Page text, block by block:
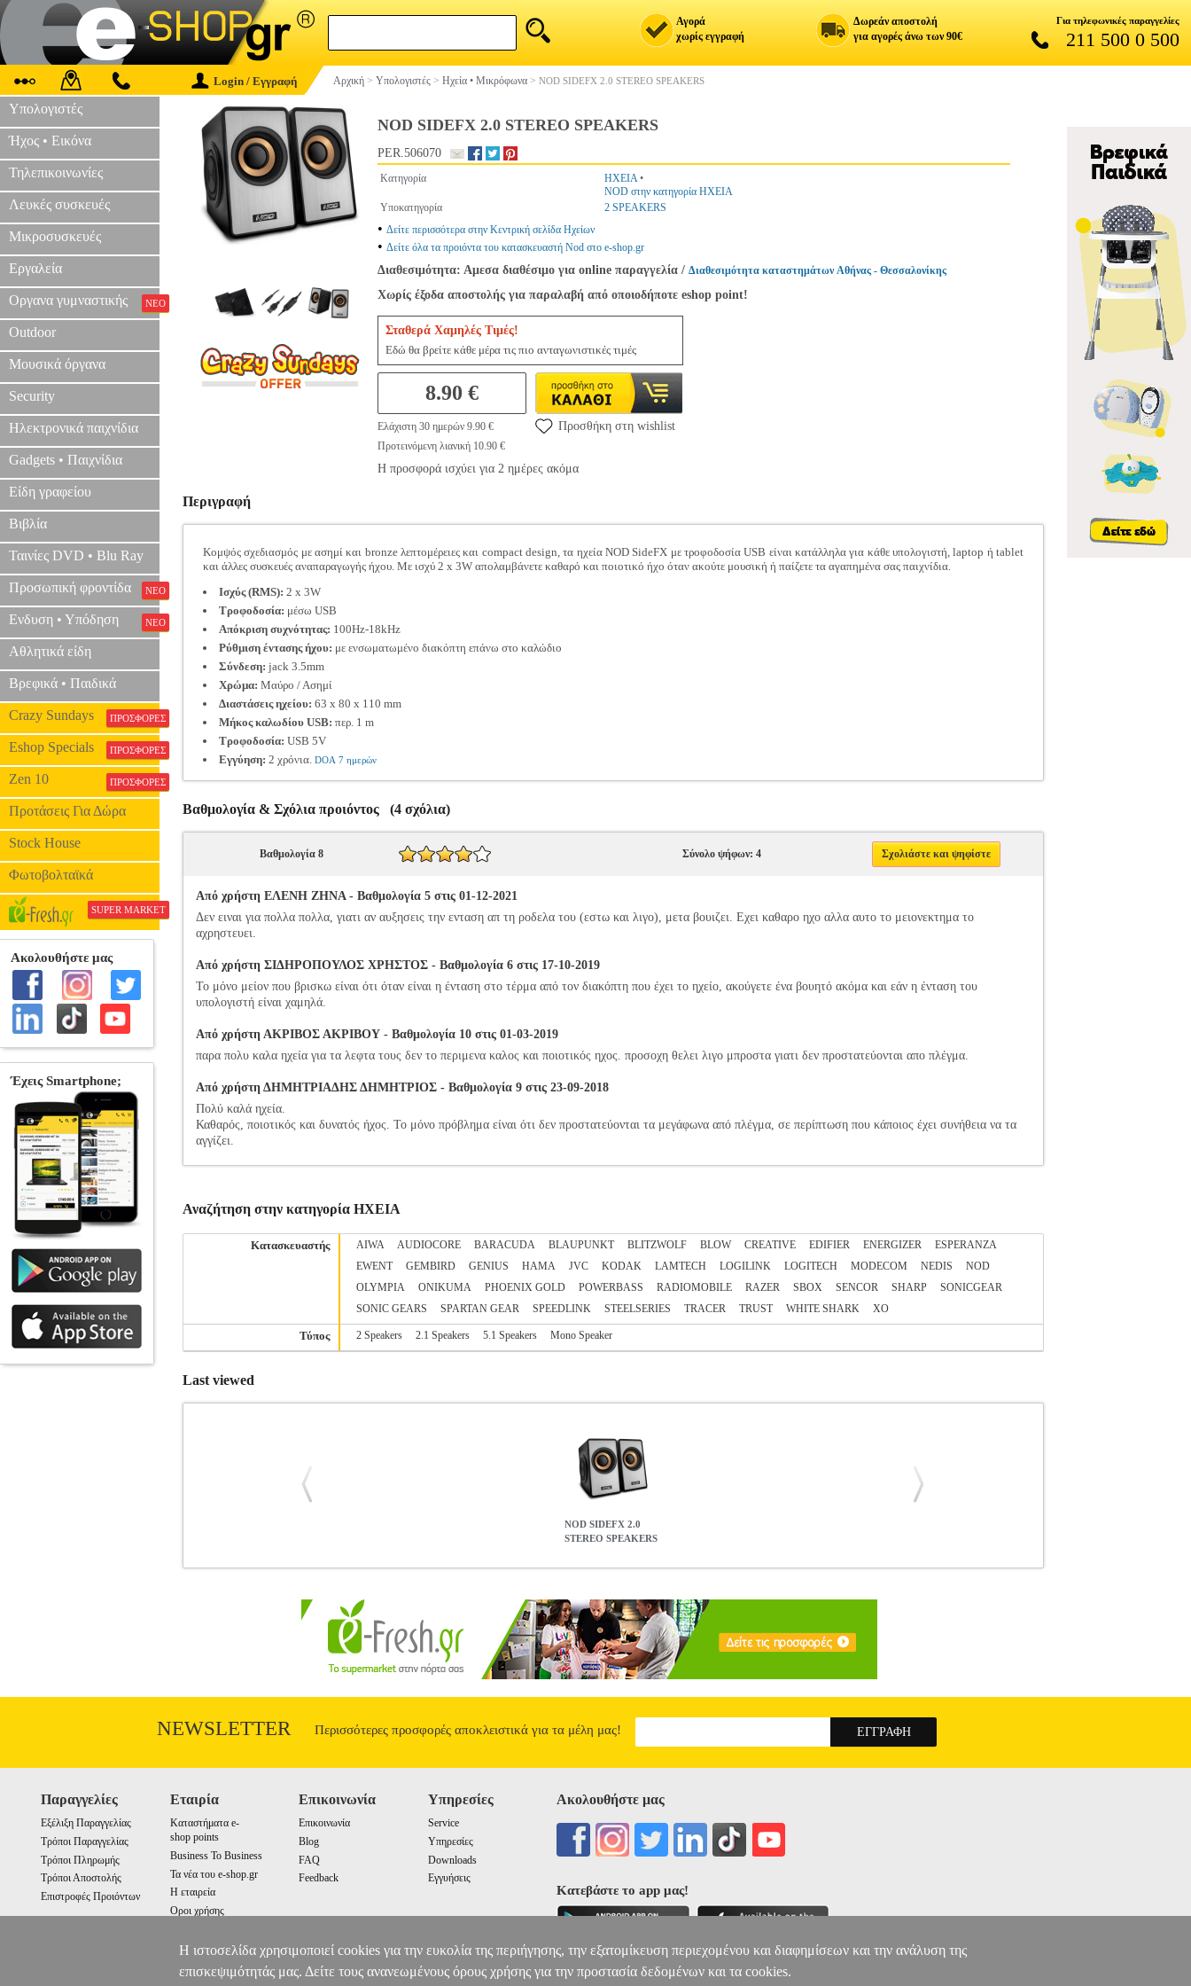
Αγορά
χωρίς εγγραφή
Δωρεάν αποστολή
για αγορές άνω των 90€
Για τηλεφωνικές παραγγελίες
211 500 0 500
Login / Εγγραφή Αρχική > Υπολογιστές > Ηχεία • Μικρόφωνα > NOD SIDEFX 2.0 STEREO SPEAKERS
Υπολογιστές
Ήχος • Εικόνα
Τηλεπικοινωνίες
Λευκές συσκευές
Μικροσυσκευές
Εργαλεία
Οργανα γυμναστικής ΝΕΟ
Outdoor
Μουσικά όργανα
Security
Ηλεκτρονικά παιχνίδια
Gadgets • Παιχνίδια
Είδη γραφείου
Βιβλία
Ταινίες DVD • Blu Ray
Προσωπική φροντίδα ΝΕΟ
Ενδυση • Υπόδηση ΝΕΟ
Αθλητικά είδη
Βρεφικά • Παιδικά
Crazy Sundays ΠΡΟΣΦΟΡΕΣ
Eshop Specials ΠΡΟΣΦΟΡΕΣ
Zen 10 ΠΡΟΣΦΟΡΕΣ
Προτάσεις Για Δώρα
Stock House
Φωτοβολταϊκά
SUPER MARKET
NOD SIDEFX 2.0 STEREO SPEAKERS
PER.506070
Κατηγορία ΗΧΕΙΑ•
NOD στην κατηγορία ΗΧΕΙΑ
Υποκατηγορία
2 SPEAKERS
• Δείτε περισσότερα στην Κεντρική σελίδα Ηχείων
• Δείτε όλα τα προιόντα του κατασκευαστή Nod στο e-shop.gr
Διαθεσιμότητα: Αμεσα διαθέσιμο για online παραγγελία / Διαθεσιμότητα καταστημάτων Αθήνας - Θεσσαλονίκης
Χωρίς έξοδα αποστολής για παραλαβή από οποιοδήποτε eshop point!
Σταθερά Χαμηλές Τιμές!
Εδώ θα βρείτε κάθε μέρα τις πιο ανταγωνιστικές τιμές
8.90 €
Ελάχιστη 30 ημερών 9.90 €
Προτεινόμενη λιανική 10.90 €
Προσθήκη στη wishlist
Η προσφορά ισχύει για 2 ημέρες ακόμα
Περιγραφή
Κομψός σχεδιασμός με ασημί και bronze λεπτομέρειες και compact design, τα ηχεία NOD SideFX με τροφοδοσία USB είναι κατάλληλα για κάθε υπολογιστή, laptop ή tablet
και άλλες συσκευές αναπαραγωγής ήχου. Με ισχύ 2 x 3W απολαμβάνετε καθαρό και ποιοτικό ήχο όταν ακούτε μουσική ή παίζετε τα αγαπημένα σας παιχνίδια.
Ισχύς (RMS): 2 x 3W
Τροφοδοσία: μέσω USB
Απόκριση συχνότητας: 100Hz-18kHz
Ρύθμιση έντασης ήχου: με ενσωματωμένο διακόπτη επάνω στο καλώδιο
Σύνδεση: jack 3.5mm
Χρώμα: Μαύρο / Ασημί
Διαστάσεις ηχείου: 63 x 80 x 110 mm
Μήκος καλωδίου USB: περ. 1 m
Τροφοδοσία: USB 5V
Εγγύηση: 2 χρόνια. DOA 7 ημερών
Βαθμολογία & Σχόλια προιόντος (4 σχόλια)
Βαθμολογία 8 Σύνολο ψήφων: 4 Σχολιάστε και ψηφίστε
Από χρήστη ΕΛΕΝΗ ΖΗΝΑ - Βαθμολογία 5 στις 01-12-2021
Δεν ειναι για πολλα πολλα, γιατι αν αυξησεις την ενταση απ τη ροδελα του (εστω και λιγο), μετα βουιζει. Εχει καθαρο ηχο αλλα αυτο το μειονεκτημα το
αχρηστευει.
Από χρήστη ΣΙΔΗΡΟΠΟΥΛΟΣ ΧΡΗΣΤΟΣ - Βαθμολογία 6 στις 17-10-2019
Το μόνο μείον που βρισκω είναι ότι όταν είναι η ένταση στο τέρμα από τον διακόπτη που έχει το ηχείο, ακούγετε ένα βουητό ακόμα και εάν η ένταση του
υπολογιστή είναι χαμηλά.
Από χρήστη ΑΚΡΙΒΟΣ ΑΚΡΙΒΟΥ - Βαθμολογία 10 στις 01-03-2019
παρα πολυ καλα ηχεία για τα λεφτα τους δεν το περιμενα καλος και ποιοτικός ηχος. προσοχη θελει λιγο μπροστα γιατι δεν προστατεύονται απο πλέγμα.
Από χρήστη ΔΗΜΗΤΡΙΑΔΗΣ ΔΗΜΗΤΡΙΟΣ - Βαθμολογία 9 στις 23-09-2018
Πολύ καλά ηχεία.
Καθαρός, ποιοτικός και δυνατός ήχος. Το μόνο πρόβλημα είναι ότι δεν προστατεύονται τα μεγάφωνα από πλέγμα, σε περίπτωση που κάποιος έχει συνήθεια να τα
αγγίζει.
Αναζήτηση στην κατηγορία ΗΧΕΙΑ
Κατασκευαστής AIWA AUDIOCORE BARACUDA BLAUPUNKT BLITZWOLF BLOW CREATIVE EDIFIER ENERGIZER
ESPERANZA
EWENT
GEMBIRD GENIUS HAMA JVC KODAK LAMTECH LOGILINK LOGITECH MODECOM NEDIS
NOD
OLYMPIA
ONIKUMA PHOENIX GOLD POWERBASS RADIOMOBILE RAZER SBOX SENCOR SHARP
SONICGEAR
SONIC GEARS
SPARTAN GEAR SPEEDLINK STEELSERIES TRACER TRUST WHITE SHARK XO
Τύπος 2 Speakers 2.1 Speakers 5.1 Speakers Mono Speaker
Last viewed
NOD SIDEFX 2.0
STEREO SPEAKERS
tablet και άλλες συσκευές αναπαραγωγής ήχου. Με ισχύ 2 x 3W απολαμβάνετε καθαρό και ποιοτικό ήχο όταν ακούτε μουσική ή παίζετε τα αγαπημένα σας
παιχνίδια. • Ισχύς (RMS): 2 x 3W • Τροφοδοσία: μέσω USB • Απόκριση συχνότητας: 100Hz-18kHz • Ρύθμιση έντασης ήχου: με ενσωματωμένο διακόπτη
επάνω στο καλώδιο • Σύνδεση: jack 3.5mm • Χρώμα: Μαύρο / Ασημί • Διαστάσεις ηχείου: 63 x 80 x 110 mm • Μήκος καλωδίου USB: περ. 1 m • Τροφοδοσία:
USB 5V • Εγγύηση: 2 χρόνια. DOA 7 ημερώνNOD SIDEFX 2.0 STEREO SPEAKERS
8.90
NEWSLETTER Περισσότερες προσφορές αποκλειστικά για τα μέλη μας!
Παραγγελίες
Εξέλιξη Παραγγελίας
Τρόποι Παραγγελίας
Τρόποι Πληρωμής
Τρόποι Αποστολής
Επιστροφές Προιόντων
Εταιρία
Καταστήματα e-
shop points
Business To Business
Τα νέα του e-shop.gr
Η εταιρεία
Οροι χρήσης
Επικοινωνία
Επικοινωνία
Blog
FAQ
Feedback
Υπηρεσίες
Service
Υπηρεσίες
Downloads
Εγγυήσεις
Ακολουθήστε μας
Κατεβάστε το app μας!
Η ιστοσελίδα χρησιμοποιεί cookies για την ευκολία της περιήγησης, την εξατομίκευση περιεχομένου και διαφημίσεων και την ανάλυση της
επισκεψιμότητάς μας. Δείτε τους ανανεωμένους όρους χρήσης για την προστασία δεδομένων και τα cookies.